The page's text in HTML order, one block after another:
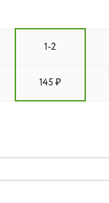
1-2
145 ₽